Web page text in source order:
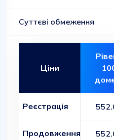
Суттєві обмеження
Ціни
Реєстрація
Продовження